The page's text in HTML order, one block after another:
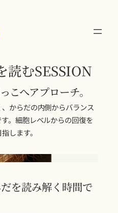
読むSESSION
こへアプローチ。
からだの内側からバランス
。細胞レベルからの回復を
します。
を読み解く時間で